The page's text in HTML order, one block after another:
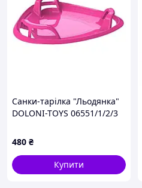
Санки-тарілка "Льодянка"
DOLONI-TOYS 06551/1/2/3
480 ₴
Купити